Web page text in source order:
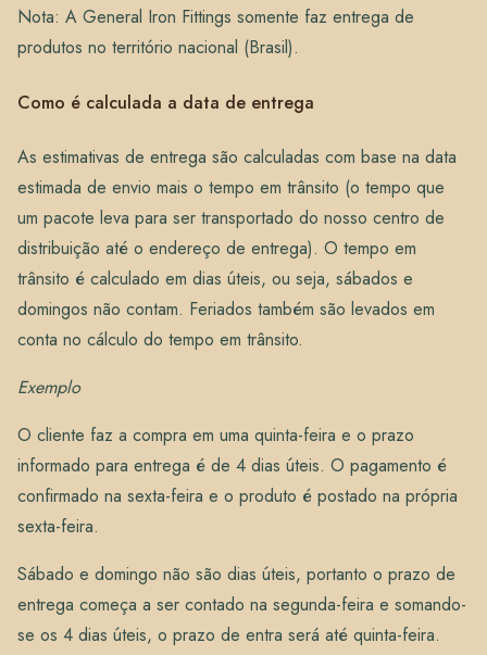
Nota: A General Iron Fittings somente faz entrega de
produtos no território nacional (Brasil).
Como é calculada a data de entrega
As estimativas de entrega são calculadas com base na data
estimada de envio mais o tempo em trânsito (o tempo que
um pacote leva para ser transportado do nosso centro de
distribuição até o endereço de entrega). O tempo em
trânsito é calculado em dias úteis, ou seja, sábados e
domingos não contam. Feriados também são levados em
conta no cálculo do tempo em trânsito.
Exemplo
O cliente faz a compra em uma quinta-feira e o prazo
informado para entrega é de 4 dias úteis. O pagamento é
confirmado na sexta-feira e o produto é postado na própria
sexta-feira.
Sábado e domingo não são dias úteis, portanto o prazo de
entrega começa a ser contado na segunda-feira e somando-
se os 4 dias úteis, o prazo de entra será até quinta-feira.